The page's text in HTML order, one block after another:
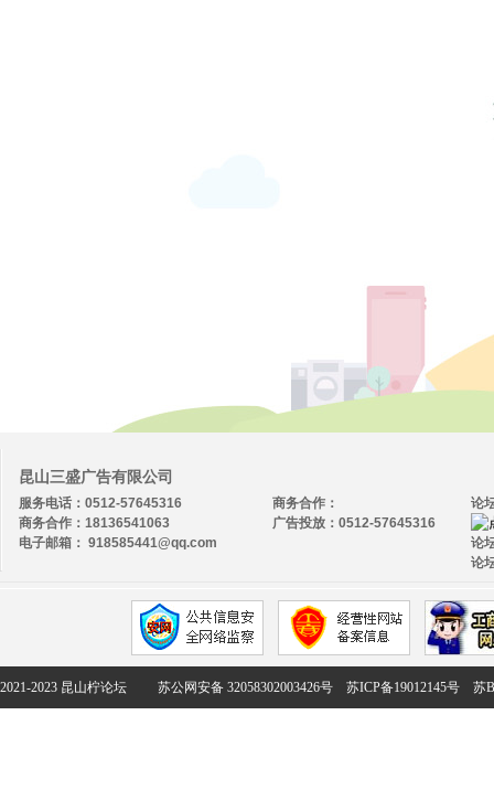
昆山三盛广告有限公司
服务电话：0512-57645316
商务合作：18136541063
电子邮箱： 918585441@qq.com
论
论
论
商务合作：
广告投放：0512-57645316
2021-2023 昆山柠论坛 苏公网安备 32058302003426号 苏ICP备19012145号 苏